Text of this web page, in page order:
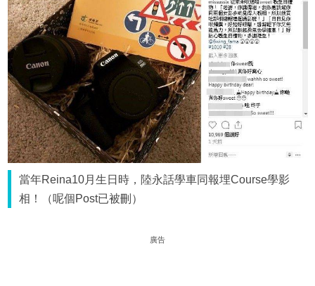
當年Reina10月生日時，陸永話學車同報埋Course學影
相！（呢個Post已被刪）
廣告